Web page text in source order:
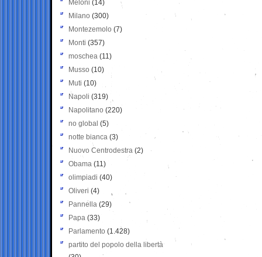
Meloni (14)
Milano (300)
Montezemolo (7)
Monti (357)
moschea (11)
Musso (10)
Muti (10)
Napoli (319)
Napolitano (220)
no global (5)
notte bianca (3)
Nuovo Centrodestra (2)
Obama (11)
olimpiadi (40)
Oliveri (4)
Pannella (29)
Papa (33)
Parlamento (1.428)
partito del popolo della libertà